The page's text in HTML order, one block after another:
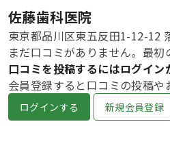
佐藤歯科医院
東京都品川区東五反田1-12-12
まだ口コミがありません。最初
口コミを投稿するにはログイン
会員登録すると口コミの投稿や
ログインする 新規会員登録